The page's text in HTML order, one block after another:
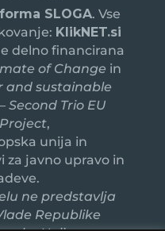
SLOGA. Vse
KlikNET.si
delno financirana
of Change in
and sustainable
Second Trio EU
,
unija in
za javno upravo in
ne predstavlja
Republike